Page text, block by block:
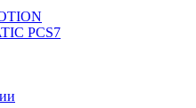
PCS7